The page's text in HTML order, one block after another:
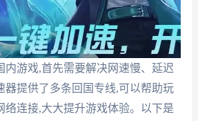
内游戏,首先需要解决网速慢、延迟
器提供了多条回国专线,可以帮助玩
络连接,大大提升游戏体验。以下是